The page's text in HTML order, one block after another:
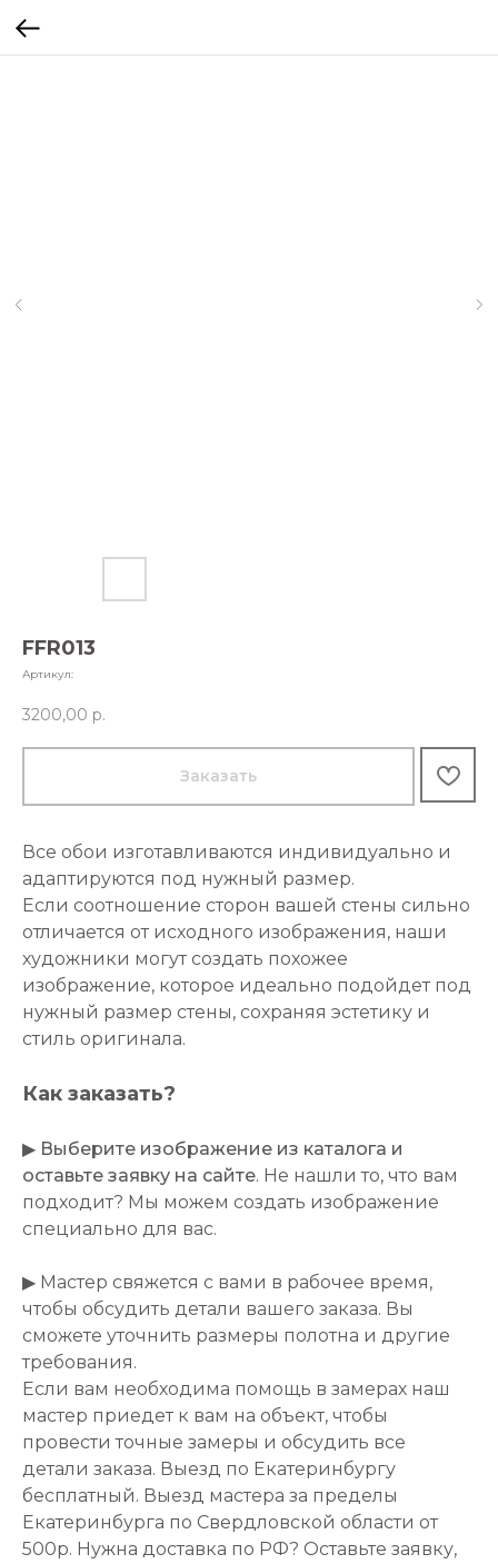
FFR013
Артикул:
3200,00 р.
Заказать
Все обои изготавливаются индивидуально и
адаптируются под нужный размер.
Если соотношение сторон вашей стены сильно
отличается от исходного изображения, наши
художники могут создать похожее
изображение, которое идеально подойдет под
нужный размер стены, сохраняя эстетику и
стиль оригинала.
Как заказать?
▶ Выберите изображение из каталога и
оставьте заявку на сайте. Не нашли то, что вам
подходит? Мы можем создать изображение
специально для вас.
▶ Мастер свяжется с вами в рабочее время,
чтобы обсудить детали вашего заказа. Вы
сможете уточнить размеры полотна и другие
требования.
Если вам необходима помощь в замерах наш
мастер приедет к вам на объект, чтобы
провести точные замеры и обсудить все
детали заказа. Выезд по Екатеринбургу
бесплатный. Выезд мастера за пределы
Екатеринбурга по Свердловской области от
500р. Нужна доставка по РФ? Оставьте заявку,